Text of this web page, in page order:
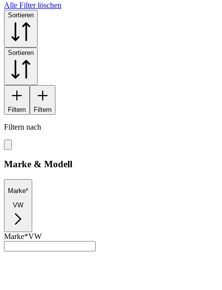
Alle Filter löschen
Sortieren
Sortieren
Filtern Filtern
Filtern nach
Marke & Modell
Marke*
VW
Marke*VW